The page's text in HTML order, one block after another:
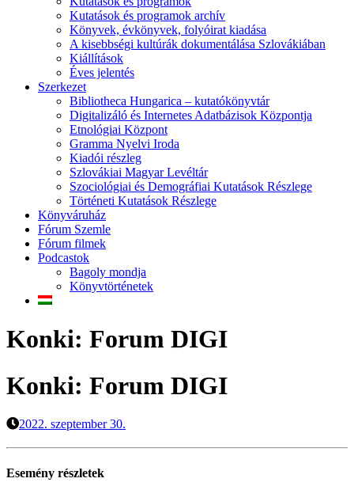
Kutatások és programok archív
Könyvek, évkönyvek, folyóirat kiadása
A kisebbségi kultúrák dokumentálása Szlovákiában
Kiállítások
Éves jelentés
Szerkezet
Bibliotheca Hungarica – kutatókönyvtár
Digitalizáló és Internetes Adatbázisok Központja
Etnológiai Központ
Gramma Nyelvi Iroda
Kiadói részleg
Szlovákiai Magyar Levéltár
Szociológiai és Demográfiai Kutatások Részlege
Történeti Kutatások Részlege
Könyváruház
Fórum Szemle
Fórum filmek
Podcastok
Bagoly mondja
Könyvtörténetek
Konki: Forum DIGI
Konki: Forum DIGI
2022. szeptember 30.
Esemény részletek